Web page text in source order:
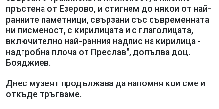
пръстена от Езерово, и стигнем до някои от най-
ранните паметници, свързани със съвременната
ни писменост, с кирилицата и с глаголицата,
включително най-ранния надпис на кирилица -
надгробна плоча от Преслав", допълва доц.
Бояджиев.
Днес музеят продължава да напомня кои сме и
откъде тръгваме.